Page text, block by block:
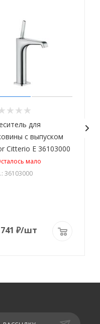
для
с выпуском
Citterio E 36103000
мало
36103000
₽/шт